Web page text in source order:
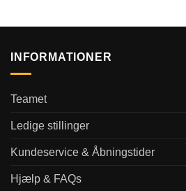
INFORMATIONER
Teamet
Ledige stillinger
Kundeservice & Åbningstider
Hjælp & FAQs